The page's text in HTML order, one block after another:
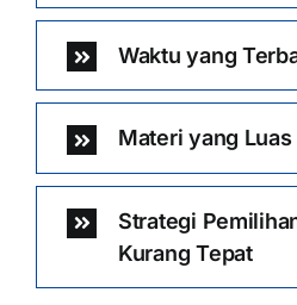
Waktu yang
Materi yang Luas
Strategi
Kurang Tepat